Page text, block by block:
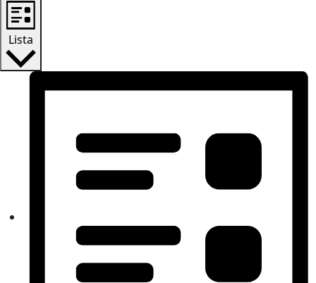
Lista